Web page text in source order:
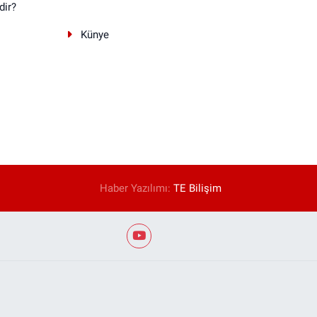
Künye
Haber Yazılımı:TE Bilişim